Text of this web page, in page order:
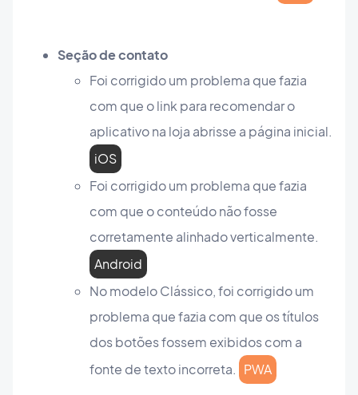
Seção de contato
Foi corrigido um problema que fazia
com que o link para recomendar o
aplicativo na loja abrisse a página inicial.
iOS
Foi corrigido um problema que fazia
com que o conteúdo não fosse
corretamente alinhado verticalmente.
Android
No modelo Clássico, foi corrigido um
problema que fazia com que os títulos
dos botões fossem exibidos com a
fonte de texto incorreta. PWA